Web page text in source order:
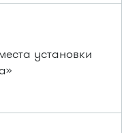
установки